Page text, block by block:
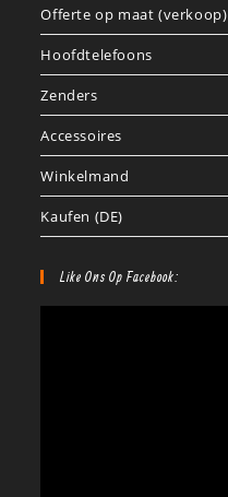
Offerte op maat (verkoop)
Hoofdtelefoons
Zenders
Accessoires
Winkelmand
Kaufen (DE)
Like Ons Op Facebook: